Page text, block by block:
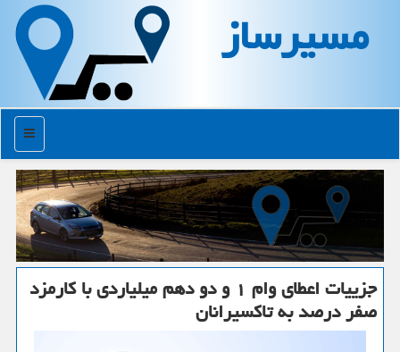
مسیرساز
منو
جزییات اعطای وام ۱ و دو دهم میلیاردی با کارمزد
صفر درصد به تاکسیرانان